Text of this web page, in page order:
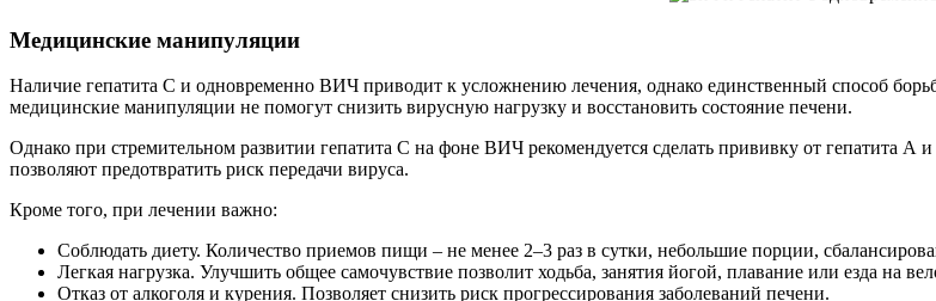
Медицинские манипуляции
Наличие гепатита С и одновременно ВИЧ приводит к усложнению лечения, однако единственный способ
медицинские манипуляции не помогут снизить вирусную нагрузку и восстановить состояние печени.
Однако при стремительном развитии гепатита С на фоне ВИЧ рекомендуется сделать прививку от
позволяют предотвратить риск передачи вируса.
Кроме того, при лечении важно:
Соблюдать диету. Количество приемов пищи – не менее 2–3 раз в сутки, небольшие порции,
Легкая нагрузка. Улучшить общее самочувствие позволит ходьба, занятия йогой, плавание или езда на
Отказ от алкоголя и курения. Позволяет снизить риск прогрессирования заболеваний печени.